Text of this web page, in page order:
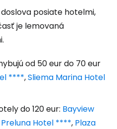
posiate hotelmi,
je lemovaná
od 50 eur do 70 eur
****,Sliema Marina Hotel
do 120 eur: Bayview
Hotel ****, Plaza